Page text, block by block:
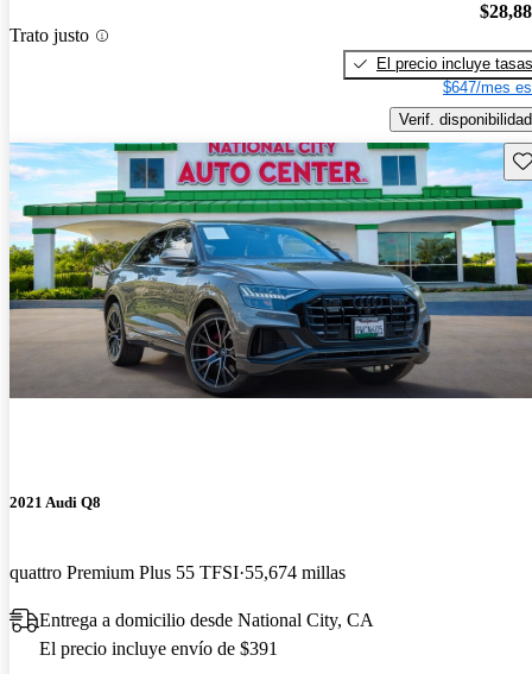
Trato justo
El precio incluye tasas
$647/mes
Verif. disponibilidad
2021 Audi Q8
quattro Premium Plus 55 TFSI 55,674 millas
Entrega a domicilio desde National City, CA
El precio incluye envío de $391